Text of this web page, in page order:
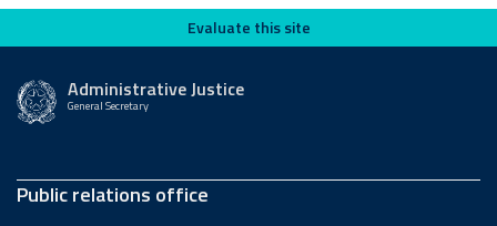
Evaluate this siteEvaluate this site
Administrative Justice
General Secretary
Public relations office